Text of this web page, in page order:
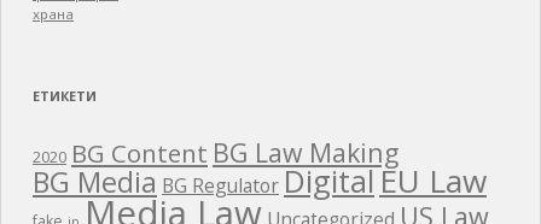
храна
ЕТИКЕТИ
2020 BG Content BG Law Making
BG Media BG RegulatorDigitalEU Law
Media Law US Law